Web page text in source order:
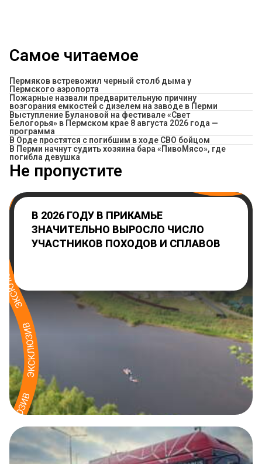
Самое читаемое
Пермяков встревожил черный столб дыма у
Пермского аэропорта
Пожарные назвали предварительную причину
возгорания емкостей с дизелем на заводе в Перми
Выступление Булановой на фестивале «Свет
Белогорья» в Пермском крае 8 августа 2026 года —
программа
В Орде простятся с погибшим в ходе СВО бойцом
​В Перми начнут судить хозяина бара «ПивоМясо», где
погибла девушка
Не пропустите
В 2026 ГОДУ В ПРИКАМЬЕ
ЗНАЧИТЕЛЬНО ВЫРОСЛО ЧИСЛО
УЧАСТНИКОВ ПОХОДОВ И СПЛАВОВ